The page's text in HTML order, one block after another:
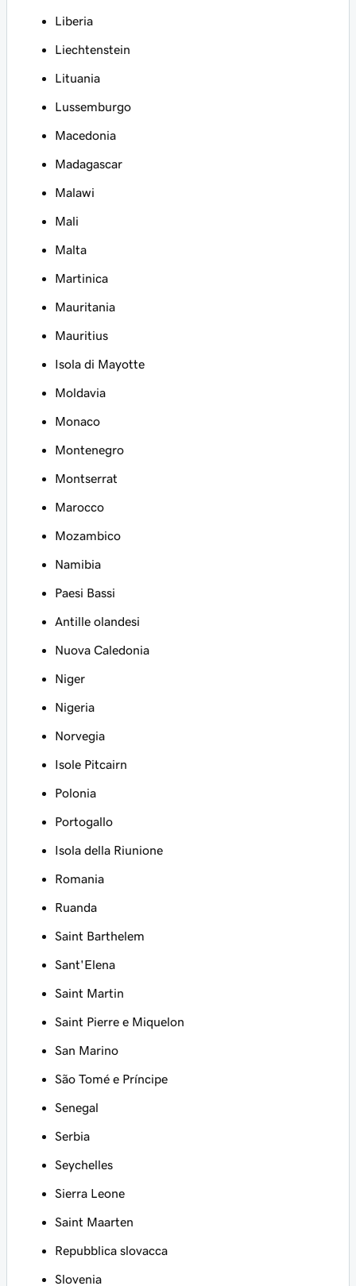
Liberia
Liechtenstein
Lituania
Lussemburgo
Macedonia
Madagascar
Malawi
Mali
Malta
Martinica
Mauritania
Mauritius
Isola di Mayotte
Moldavia
Monaco
Montenegro
Montserrat
Marocco
Mozambico
Namibia
Paesi Bassi
Antille olandesi
Nuova Caledonia
Niger
Nigeria
Norvegia
Isole Pitcairn
Polonia
Portogallo
Isola della Riunione
Romania
Ruanda
Saint Barthelem
Sant'Elena
Saint Martin
Saint Pierre e Miquelon
San Marino
São Tomé e Príncipe
Senegal
Serbia
Seychelles
Sierra Leone
Saint Maarten
Repubblica slovacca
Slovenia